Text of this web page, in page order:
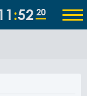
52 20